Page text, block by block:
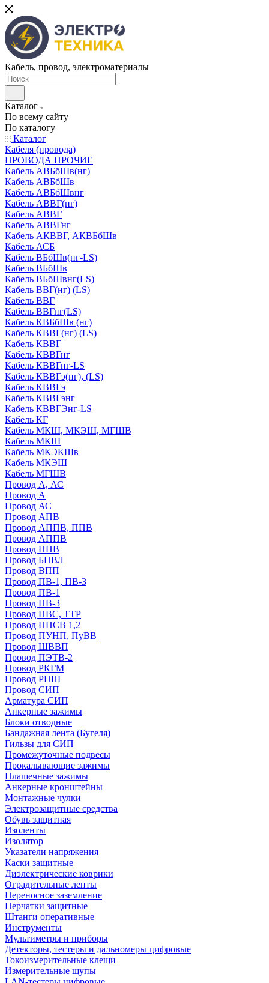
Кабель, провод, электроматериалы
Каталог
По всему сайту
По каталогу
Каталог
Кабеля (провода)
ПРОВОДА ПРОЧИЕ
Кабель АВБбШв(нг)
Кабель АВБбШв
Кабель АВБбШвнг
Кабель АВВГ(нг)
Кабель АВВГ
Кабель АВВГнг
Кабель АКВВГ, АКВБбШв
Кабель АСБ
Кабель ВБбШв(нг-LS)
Кабель ВБбШв
Кабель ВБбШвнг(LS)
Кабель ВВГ(нг) (LS)
Кабель ВВГ
Кабель ВВГнг(LS)
Кабель КВБбШв (нг)
Кабель КВВГ(нг) (LS)
Кабель КВВГ
Кабель КВВГнг
Кабель КВВГнг-LS
Кабель КВВГэ(нг), (LS)
Кабель КВВГэ
Кабель КВВГэнг
Кабель КВВГЭнг-LS
Кабель КГ
Кабель МКШ, МКЭШ, МГШВ
Кабель МКШ
Кабель МКЭКШв
Кабель МКЭШ
Кабель МГШВ
Провод А, АС
Провод А
Провод АС
Провод АПВ
Провод АППВ, ППВ
Провод АППВ
Провод ППВ
Провод БПВЛ
Провод ВПП
Провод ПВ-1, ПВ-3
Провод ПВ-1
Провод ПВ-3
Провод ПВС, ТТР
Провод ПНСВ 1,2
Провод ПУНП, ПуВВ
Провод ШВВП
Провод ПЭТВ-2
Провод РКГМ
Провод РПШ
Провод СИП
Арматура СИП
Анкерные зажимы
Блоки отводные
Бандажная лента (Бугеля)
Гильзы для СИП
Промежуточные подвесы
Прокалывающие зажимы
Плашечные зажимы
Анкерные кронштейны
Монтажные чулки
Электрозащитные средства
Обувь защитная
Изоленты
Изолятор
Указатели напряжения
Каски защитные
Диэлектрические коврики
Оградительные ленты
Переносное заземление
Перчатки защитные
Штанги оперативные
Инструменты
Мультиметры и приборы
Детекторы, тестеры и дальномеры цифровые
Токоизмерительные клещи
Измерительные щупы